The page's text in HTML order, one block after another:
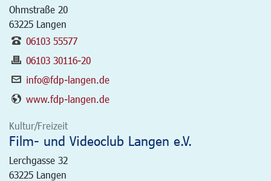
Ohmstraße 20
63225 Langen
06103 55577
06103 30116-20
info@fdp-langen.de
www.fdp-langen.de
Kultur/Freizeit
Film- und Videoclub Langen e.V.
Lerchgasse 32
63225 Langen